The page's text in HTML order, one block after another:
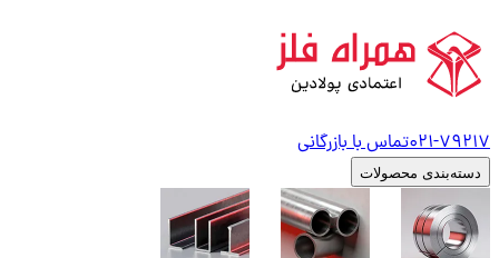
021-79217 تماس با بازرگانی
دسته‌بندی محصولات